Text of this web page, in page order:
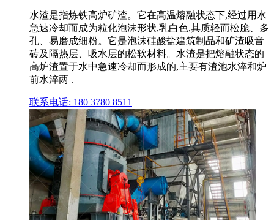
水渣是指炼铁高炉矿渣。它在高温熔融状态下,经过用水
急速冷却而成为粒化泡沫形状,乳白色,其质轻而松脆、多
孔、易磨成细粉。它是泡沫硅酸盐建筑制品和矿渣吸音
砖及隔热层、吸水层的松软材料。水渣是把熔融状态的
高炉渣置于水中急速冷却而形成的,主要有渣池水淬和炉
前水淬两 .
联系电话: 180 3780 8511